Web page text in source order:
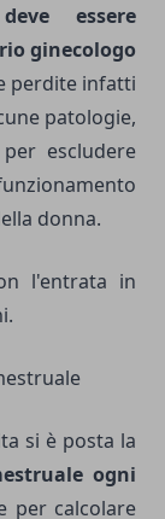
deve essere
ginecologo
perdite infatti
patologie,
escludere
donna.
l'entrata in
si è posta la
ogni
per calcolare